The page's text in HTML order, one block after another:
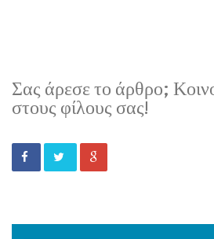
Σας άρεσε το άρθρο;
στους φίλους σας!